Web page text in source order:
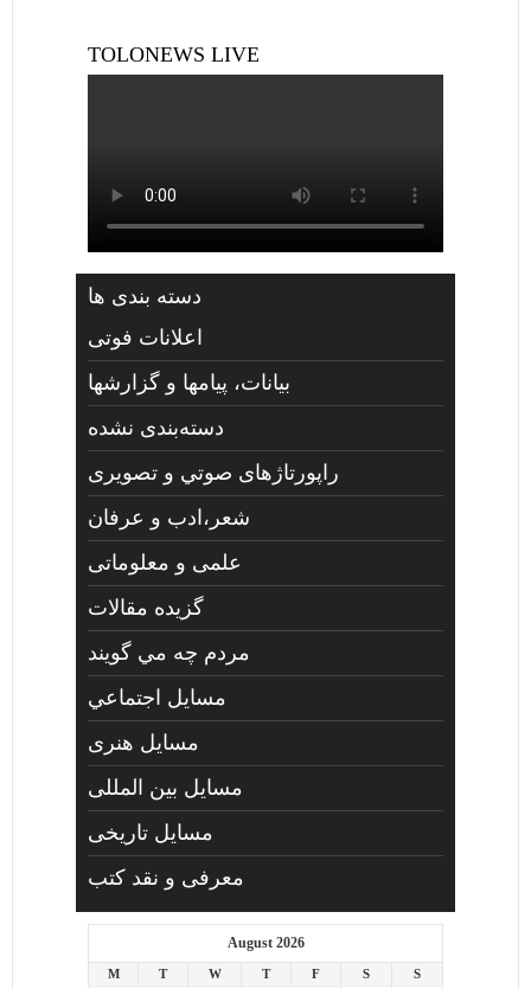
TOLONEWS LIVE
دسته بندی ها
اعلانات فوتی
بیانات، پیامها و گزارشها
دسته‌بندی نشده
راپورتاژهای صوتي و تصويری
شعر،ادب و عرفان
علمی و معلوماتی
گزیده مقالات
مردم چه مي گويند
مسايل اجتماعي
مسايل هنری
مسایل بین المللی
مسایل تاریخی
معرفی و نقد کتب
August 2026
M T W T F S S